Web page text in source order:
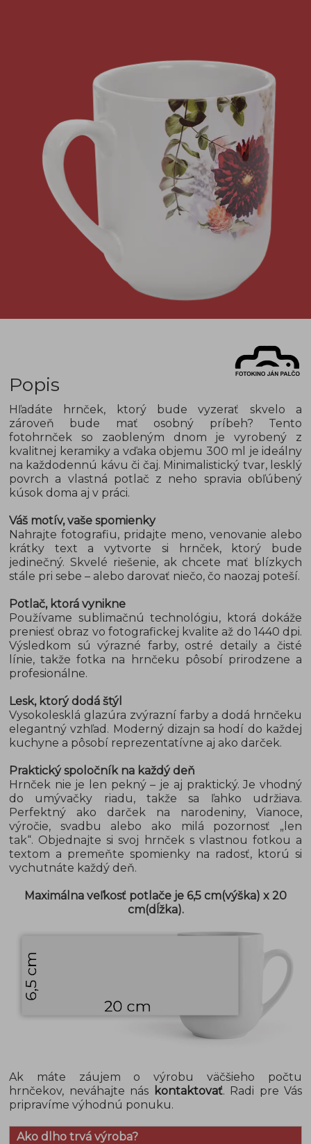
Popis
Hľadáte hrnček, ktorý bude vyzerať skvelo a
zároveň bude mať osobný príbeh? Tento
fotohrnček so zaobleným dnom je vyrobený z
kvalitnej keramiky a vďaka objemu 300 ml je ideálny
na každodennú kávu či čaj. Minimalistický tvar, lesklý
povrch a vlastná potlač z neho spravia obľúbený
kúsok doma aj v práci.
Váš motív, vaše spomienky
Nahrajte fotografiu, pridajte meno, venovanie alebo
krátky text a vytvorte si hrnček, ktorý bude
jedinečný. Skvelé riešenie, ak chcete mať blízkych
stále pri sebe – alebo darovať niečo, čo naozaj poteší.
Potlač, ktorá vynikne
Používame sublimačnú technológiu, ktorá dokáže
preniesť obraz vo fotografickej kvalite až do 1440 dpi.
Výsledkom sú výrazné farby, ostré detaily a čisté
línie, takže fotka na hrnčeku pôsobí prirodzene a
profesionálne.
Lesk, ktorý dodá štýl
Vysokolesklá glazúra zvýrazní farby a dodá hrnčeku
elegantný vzhľad. Moderný dizajn sa hodí do každej
kuchyne a pôsobí reprezentatívne aj ako darček.
Praktický spoločník na každý deň
Hrnček nie je len pekný – je aj praktický. Je vhodný
do umývačky riadu, takže sa ľahko udržiava.
Perfektný ako darček na narodeniny, Vianoce,
výročie, svadbu alebo ako milá pozornosť „len
tak“. Objednajte si svoj hrnček s vlastnou fotkou a
textom a premeňte spomienky na radosť, ktorú si
vychutnáte každý deň.
Maximálna veľkosť potlače je 6,5 cm(výška) x 20
cm(dĺžka).
Ak máte záujem o výrobu väčšieho počtu
hrnčekov, neváhajte nás kontaktovať. Radi pre Vás
pripravíme výhodnú ponuku.
Ako dlho trvá výroba?